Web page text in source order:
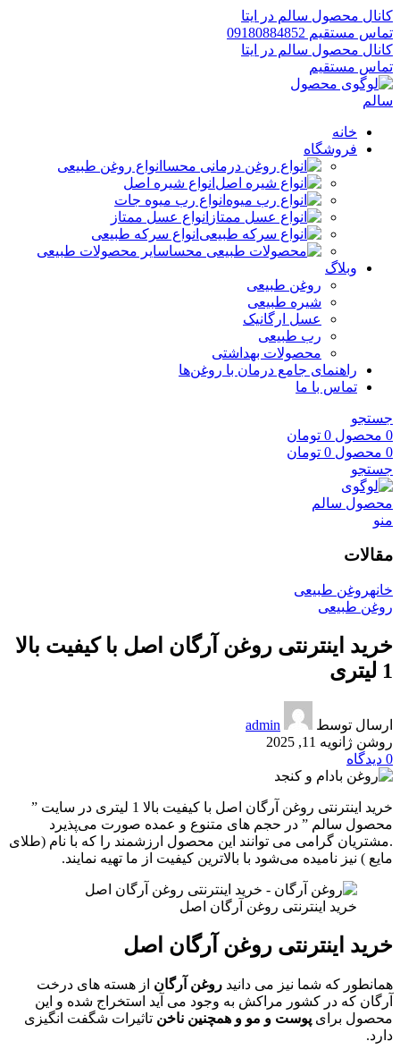
کانال محصول سالم در ایتا
تماس مستقیم 09180884852
کانال محصول سالم در ایتا
تماس مستقیم
خانه
فروشگاه
انواع روغن طبیعی
انواع شیره اصل
انواع رب میوه جات
انواع عسل ممتاز
انواع سرکه طبیعی
سایر محصولات طبیعی
وبلاگ
روغن طبیعی
شیره طبیعی
عسل ارگانیک
رب طبیعی
محصولات بهداشتی
راهنمای جامع درمان با روغن‌ها
تماس با ما
جستجو
0 محصول 0 تومان
0 محصول 0 تومان
جستجو
منو
مقالات
خانهروغن طبیعی
روغن طبیعی
خرید اینترنتی روغن آرگان اصل با کیفیت بالا
1 لیتری
ارسال توسط
admin
روشن ژانویه 11, 2025
0 دیدگاه
خرید اینترنتی روغن آرگان اصل با کیفیت بالا 1 لیتری در سایت ”
محصول سالم ” در حجم های متنوع و عمده صورت می‌پذیرد
.مشتریان گرامی می توانند این محصول ارزشمند را که با نام (طلای
مایع ) نیز نامیده می‌شود با بالاترین کیفیت از ما تهیه نمایند.
خرید اینترنتی روغن آرگان اصل
خرید اینترنتی روغن آرگان اصل
همانطور که شما نیز می دانید روغن آرگان از هسته های درخت
آرگان که در کشور مراکش به وجود می آید استخراج شده و این
محصول برای پوست و مو و همچنین ناخن تاثیرات شگفت انگیزی
دارد.